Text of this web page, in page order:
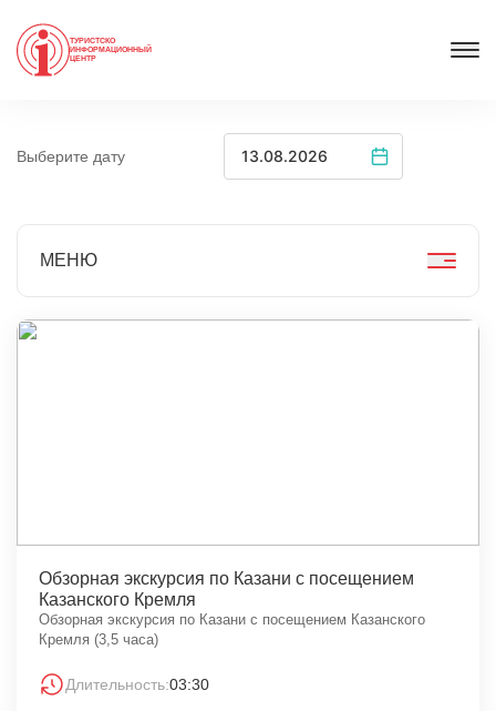
ТУРИСТСКО
ИНФОРМАЦИОННЫЙ
ЦЕНТР
Выберите дату
МЕНЮ
Обзорная экскурсия по Казани с посещением
Казанского Кремля
Обзорная экскурсия по Казани с посещением Казанского
Кремля (3,5 часа)
Длительность:03:30